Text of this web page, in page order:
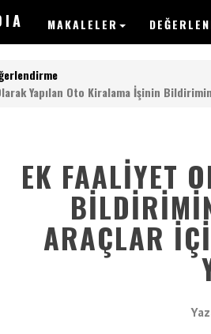
MAKALELER
Yapılan Oto Kiralama İşinin
EK FAALIYET
ARAÇLAR